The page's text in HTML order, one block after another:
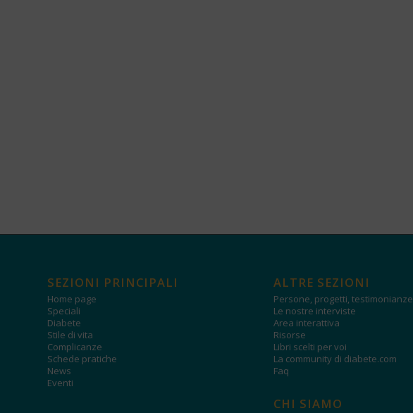
SEZIONI PRINCIPALI
Home page
Speciali
Diabete
Stile di vita
Complicanze
Schede pratiche
News
Eventi
ALTRE SEZIONI
Persone, progetti, testimonianze
Le nostre interviste
Area interattiva
Risorse
Libri scelti per voi
La community di diabete.com
Faq
CHI SIAMO